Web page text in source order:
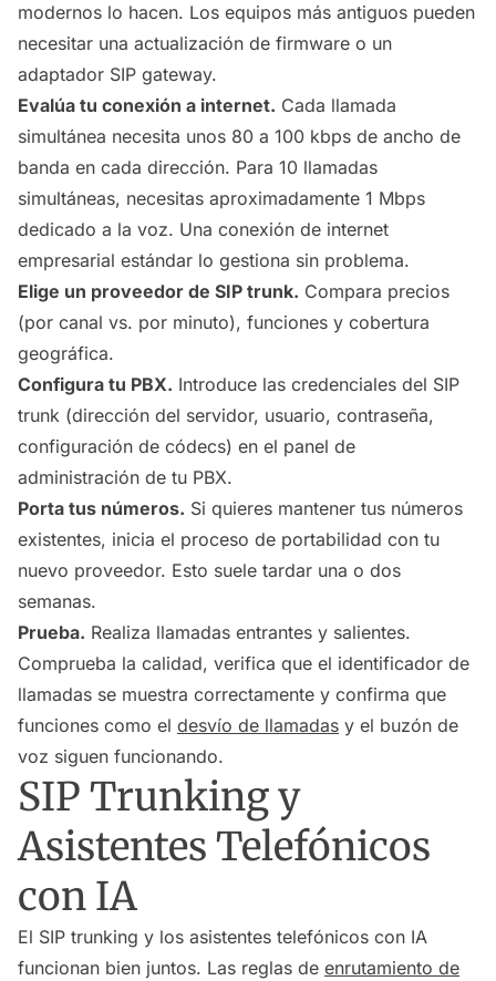
modernos lo hacen. Los equipos más antiguos pueden
necesitar una actualización de firmware o un
adaptador SIP gateway.
Evalúa tu conexión a internet. Cada llamada
simultánea necesita unos 80 a 100 kbps de ancho de
banda en cada dirección. Para 10 llamadas
simultáneas, necesitas aproximadamente 1 Mbps
dedicado a la voz. Una conexión de internet
empresarial estándar lo gestiona sin problema.
Elige un proveedor de SIP trunk. Compara precios
(por canal vs. por minuto), funciones y cobertura
geográfica.
Configura tu PBX. Introduce las credenciales del SIP
trunk (dirección del servidor, usuario, contraseña,
configuración de códecs) en el panel de
administración de tu PBX.
Porta tus números. Si quieres mantener tus números
existentes, inicia el proceso de portabilidad con tu
nuevo proveedor. Esto suele tardar una o dos
semanas.
Prueba. Realiza llamadas entrantes y salientes.
Comprueba la calidad, verifica que el identificador de
llamadas se muestra correctamente y confirma que
funciones como el desvío de llamadas y el buzón de
voz siguen funcionando.
SIP Trunking y
Asistentes Telefónicos
con IA
El SIP trunking y los asistentes telefónicos con IA
funcionan bien juntos. Las reglas de enrutamiento de